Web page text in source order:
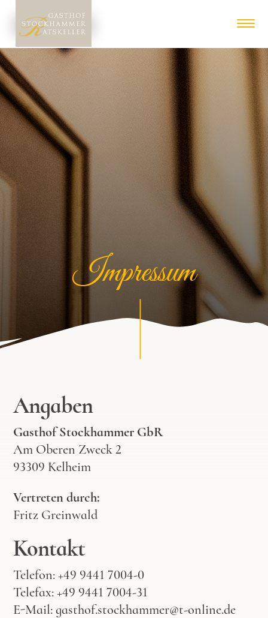
Impressum
Angaben
Gasthof Stockhammer GbR
Am Oberen Zweck 2
93309 Kelheim
Vertreten durch:
Fritz Greinwald
Kontakt
Telefon: +49 9441 7004-0
Telefax: +49 9441 7004-31
E-Mail: gasthof.stockhammer@t-online.de